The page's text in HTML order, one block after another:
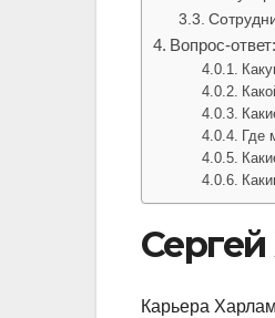
Вопрос-ответ:
Где
Карьера